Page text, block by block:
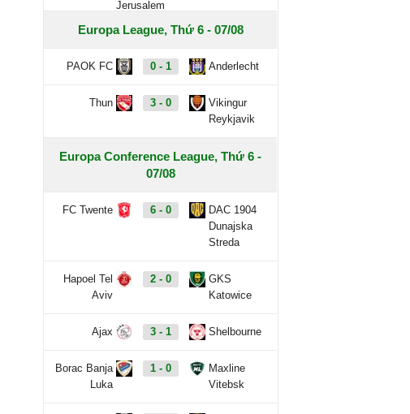
Europa League, Thứ 6 - 07/08
PAOK FC 0 - 1 Anderlecht
Thun 3 - 0
Vikingur
Reykjavik
Europa Conference League, Thứ 6 -
07/08
FC Twente 6 - 0
DAC 1904
Dunajska
Streda
Hapoel Tel
Aviv
2 - 0
GKS
Katowice
Ajax 3 - 1 Shelbourne
Borac Banja
Luka
1 - 0
Maxline
Vitebsk